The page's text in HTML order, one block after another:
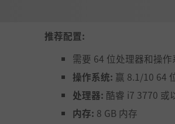
推荐配置:
需要 64 位处理器和操作
操作系统: 赢 8.1/10 64
处理器: 酷睿 i7 3770 或
内存: 8 GB 内存